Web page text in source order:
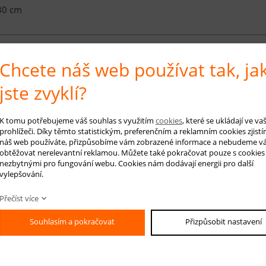
cm
info
z kolekceCosina Land
jsou vyrobeny z nejkvalitnější polypropylenové
měkký a příjemný vlas o výšce 9 milimetrů a hmotnosti 1300 gr/m2.
a jejich vlákna jsou elastická a nedeformují se. Snadno se čistí,
vodivosti, a proto je lze použít i v místnostech s podlahovým vytápěním.
vzorů v různých velikostech, barevných odstínech a kombinacích.
šedá, smetanová, modrá, béžová
ÚDRŽBA:
vysávání nečistot z koberce, aby se zabránilo jejich zašlapání do
čištěním.
Chcete náš web používat tak,
jste zvyklí?
K tomu potřebujeme váš souhlas s využitím cookies, které se ukládají ve
prohlížeči. Díky těmto statistickým, preferenčním a reklamním cookies
náš web používáte, přizpůsobíme vám zobrazené informace a nebudeme
obtěžovat nerelevantní reklamou. Můžete také pokračovat pouze s cookies
nezbytnými pro fungování webu. Cookies nám dodávají energii pro další
vylepšování.
Přečíst více
Souhlasím a pokračovat Přizpůsobit nastavení